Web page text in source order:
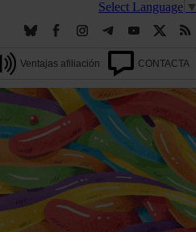
Select Language ▼
Ventajas afiliación CONTACTA